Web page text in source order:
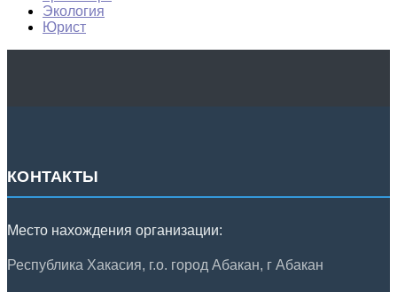
Экология
Юрист
КОНТАКТЫ
Место нахождения организации:
Республика Хакасия, г.о. город Абакан, г Абакан